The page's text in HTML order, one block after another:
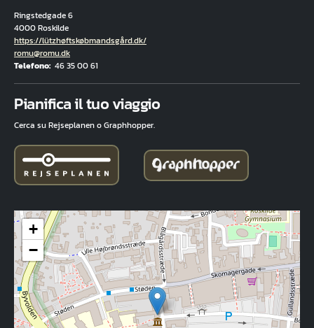
Ringstedgade 6
4000 Roskilde
Hjemmeside
https://lützhøftskøbmandsgård.dk/
E-mail
romu@romu.dk
Telefono 46 35 00 61
Pianifica il tuo viaggio
Cerca su Rejseplanen o Graphhopper.
+
−